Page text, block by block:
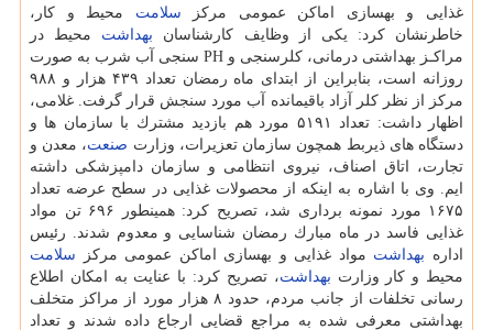
غذایی و بهسازی اماكن عمومی مركز سلامت محیط و كار،
خاطرنشان كرد: یكی از وظایف كارشناسان بهداشت محیط در
مراكـز بهداشتی درمانی، كلرسنجی و PH سنجی آب شرب به صورت
روزانه است، بنابراین از ابتدای ماه رمضان تعداد ۴۳۹ هزار و ۹۸۸
مركز از نظر كلر آزاد باقیمانده آب مورد سنجش قرار گرفت. غلامی،
اظهار داشت: تعداد ۵۱۹۱ مورد هم بازدید مشترك با سازمان ها و
دستگاه های ذیربط همچون سازمان تعزیرات، وزارت صنعت، معدن و
تجارت، اتاق اصناف، نیروی انتظامی و سازمان دامپزشكی داشته
ایم. وی با اشاره به اینكه از محصولات غذایی در سطح عرضه تعداد
۱۶۷۵ مورد نمونه برداری شد، تصریح كرد: همینطور ۶۹۶ تن مواد
غذایی فاسد در ماه مبارك رمضان شناسایی و معدوم شدند. رئیس
اداره بهداشت مواد غذایی و بهسازی اماكن عمومی مركز سلامت
محیط و كار وزارت بهداشت، تصریح كرد: با عنایت به امكان اطلاع
رسانی تخلفات از جانب مردم، حدود ۸ هزار مورد از مراكز متخلف
بهداشتی معرفی شده به مراجع قضایی ارجاع داده شدند و تعداد